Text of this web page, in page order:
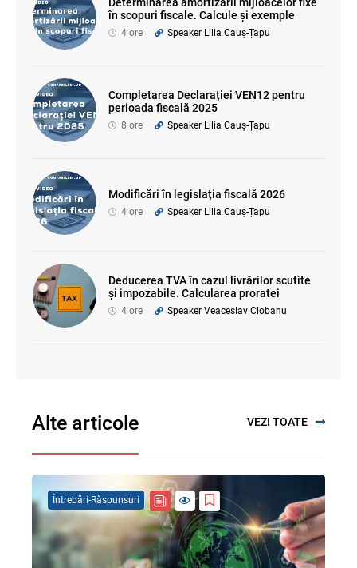
Determinarea amortizării mijloacelor fixe
în scopuri fiscale. Calcule și exemple
4 ore Speaker Lilia Cauș-Țapu
Completarea Declarației VEN12 pentru
perioada fiscală 2025
8 ore Speaker Lilia Cauș-Țapu
Modificări în legislația fiscală 2026
4 ore Speaker Lilia Cauș-Țapu
Deducerea TVA în cazul livrărilor scutite
și impozabile. Calcularea proratei
4 ore Speaker Veaceslav Ciobanu
Alte articole VEZI TOATE
Întrebări-Răspunsuri